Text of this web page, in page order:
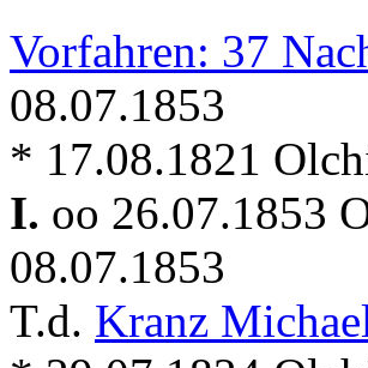
Vorfahren: 37
08.07.1853
* 17.08.1821
I. oo 26.07.1853
08.07.1853
T.d. Kranz